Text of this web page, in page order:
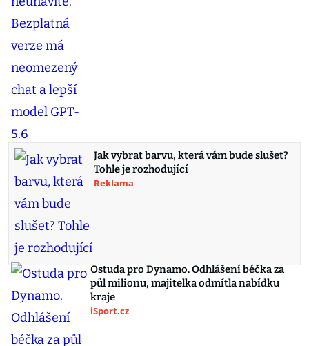
Jak vybrat barvu, která vám bude slušet?
Tohle je rozhodující
Reklama
Ostuda pro Dynamo. Odhlášení béčka za
půl milionu, majitelka odmítla nabídku
kraje
iSport.cz